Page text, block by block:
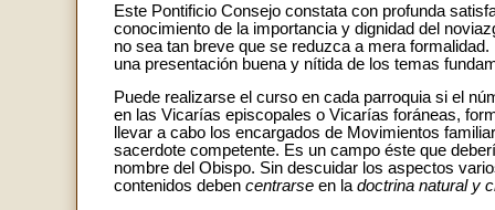
Este Pontificio Consejo constata con profunda
conocimiento de la importancia y dignidad del
no sea tan breve que se reduzca a mera
una presentación buena y nítida de los temas
Puede realizarse el curso en cada parroquia si el
en las Vicarías episcopales o Vicarías foráneas,
llevar a cabo los encargados de Movimientos
sacerdote competente. Es un campo éste que
nombre del Obispo. Sin descuidar los aspectos
contenidos deben centrarse en ladoctrina natural y